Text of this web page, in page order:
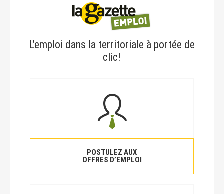
L’emploi dans la territoriale à portée de
clic!
POSTULEZ AUX
OFFRES D’EMPLOI